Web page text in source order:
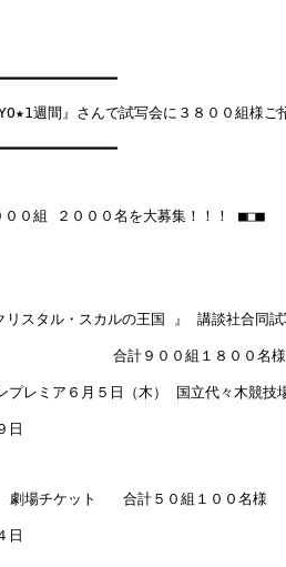
週間』さんで試写会に３８００組様ご
０組 ２０００名を大募集！！！ ■□■
リスタル・スカルの王国 』 講談社合
組１８００名
ミア６月５日（木） 国立代々木競技
５月１９日
場チケット   合計５０組１００名様
日